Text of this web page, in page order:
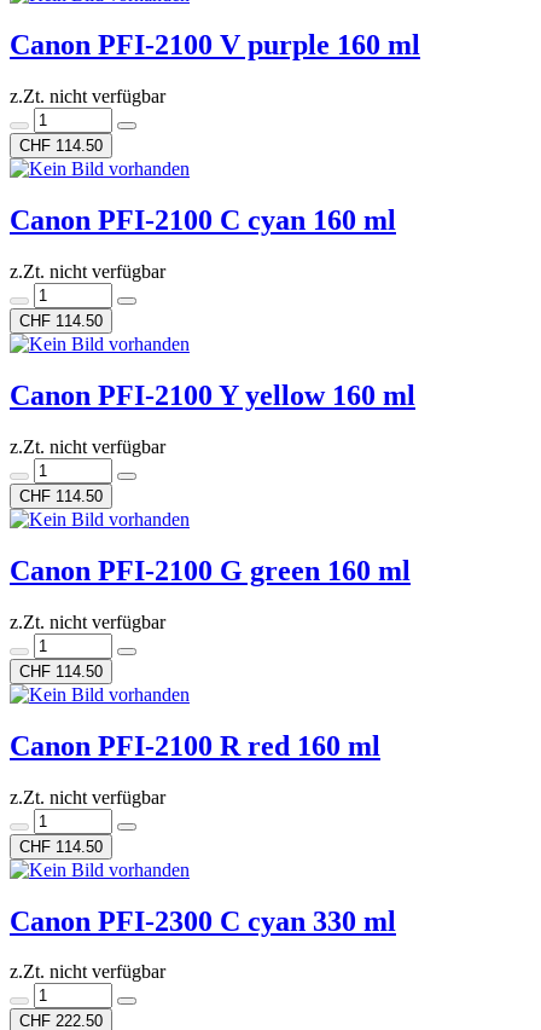
Canon PFI-2100 V purple 160 ml
z.Zt. nicht verfügbar
CHF 114.50
Canon PFI-2100 C cyan 160 ml
z.Zt. nicht verfügbar
CHF 114.50
Canon PFI-2100 Y yellow 160 ml
z.Zt. nicht verfügbar
CHF 114.50
Canon PFI-2100 G green 160 ml
z.Zt. nicht verfügbar
CHF 114.50
Canon PFI-2100 R red 160 ml
z.Zt. nicht verfügbar
CHF 114.50
Canon PFI-2300 C cyan 330 ml
z.Zt. nicht verfügbar
CHF 222.50